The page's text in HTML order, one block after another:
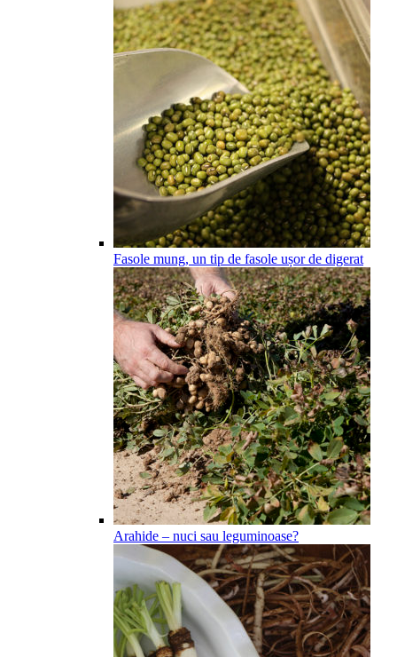
Fasole mung, un tip de fasole ușor de digerat
Arahide – nuci sau leguminoase?